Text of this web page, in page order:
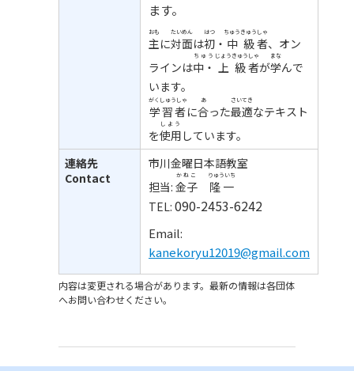
ます。
主
おも
に対面
たいめん
は初
はつ
・ 中級
ちゅうきゅう
者
しゃ
、オン
ラインは中・
ちゅう
上級
じょうきゅう
者
しゃ
が学
まな
んで
います。
学習者
がくしゅうしゃ
に合
あ
った最適
さいてき
なテキスト
を使用
しよう
しています。
連絡先
Contact
市川金曜日本語教室
担当: 金子
かねこ
隆一
りゅういち
TEL: 090-2453-6242
Email:
kanekoryu12019@gmail.com
内容は変更される場合があります。最新の情報は各団体
へお問い合わせください。